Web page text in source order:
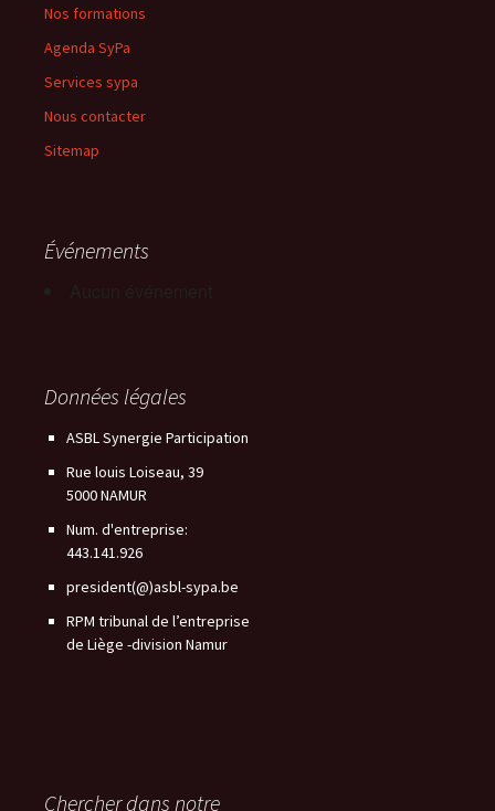
Nos formations
Agenda SyPa
Services sypa
Nous contacter
Sitemap
Événements
Données légales
ASBL Synergie Participation
Rue louis Loiseau, 39
5000 NAMUR
Num. d'entreprise:
443.141.926
president(@)asbl-sypa.be
RPM tribunal de l’entreprise
de Liège -division Namur
Chercher dans notre